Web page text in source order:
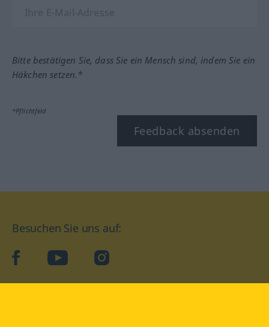
Bitte bestätigen Sie, dass Sie ein Mensch sind, indem Sie ein
Häkchen setzen.*
*Pflichtfeld
Feedback absenden
Besuchen Sie uns auf:
facebookYouTube Instagram